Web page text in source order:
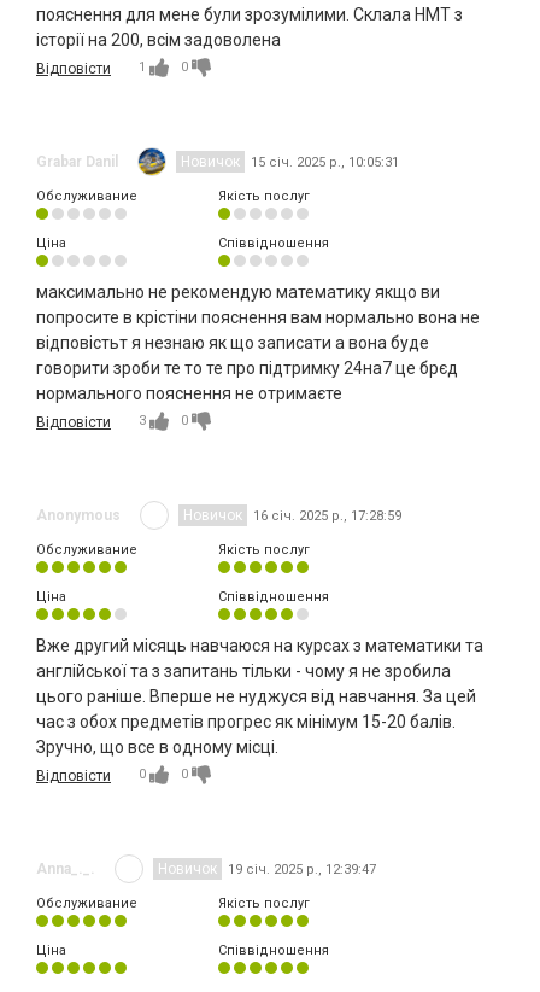
пояснення для мене були зрозумілими. Склала НМТ з
історії на 200, всім задоволена
Відповісти 1 0
Grabar Danil Новичок 15 січ. 2025 р., 10:05:31
Обслуживание Якість послуг
Ціна Співвідношення
максимально не рекомендую математику якщо ви
попросите в крістіни пояснення вам нормально вона не
відповістьт я незнаю як що записати а вона буде
говорити зроби те то те про підтримку 24на7 це брєд
нормального пояснення не отримаєте
Відповісти 3 0
Anonymous Новичок 16 січ. 2025 р., 17:28:59
Обслуживание Якість послуг
Ціна Співвідношення
Вже другий місяць навчаюся на курсах з математики та
англійської та з запитань тільки - чому я не зробила
цього раніше. Вперше не нуджуся від навчання. За цей
час з обох предметів прогрес як мінімум 15-20 балів.
Зручно, що все в одному місці.
Відповісти 0 0
Anna_._. Новичок 19 січ. 2025 р., 12:39:47
Обслуживание Якість послуг
Ціна Співвідношення